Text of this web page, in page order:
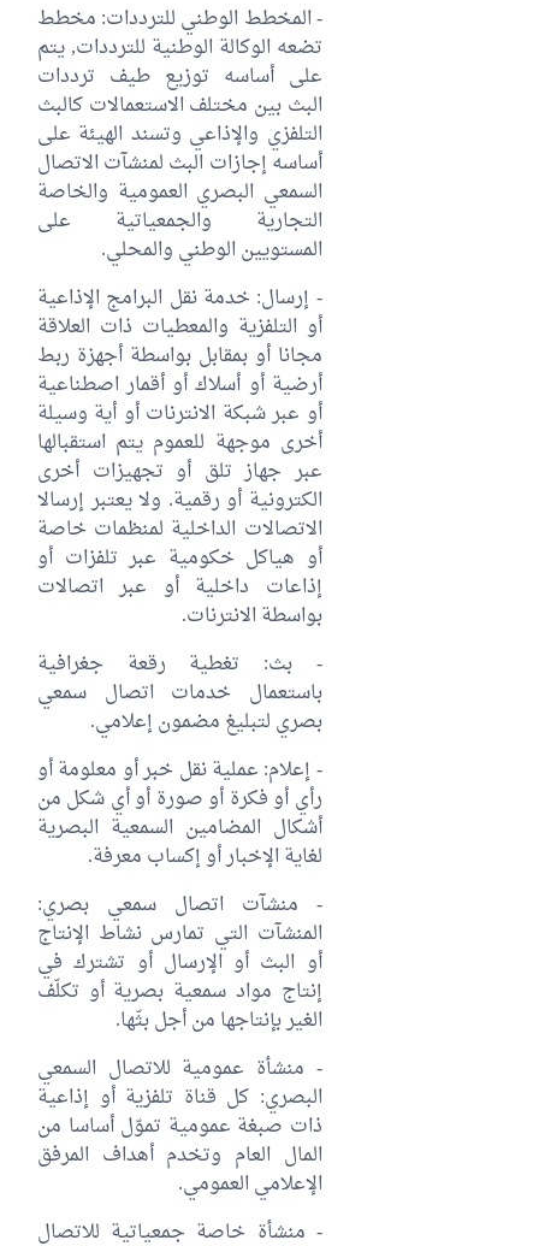
- المخطط الوطني للترددات: مخطط
تضعه الوكالة الوطنية للترددات, يتم
على أساسه توزيع طيف ترددات
البث بين مختلف الاستعمالات كالبث
التلفزي والإذاعي وتسند الهيئة على
أساسه إجازات البث لمنشآت الاتصال
السمعي البصري العمومية والخاصة
التجارية والجمعياتية على
المستويين الوطني والمحلي.
- إرسال: خدمة نقل البرامج الإذاعية
أو التلفزية والمعطيات ذات العلاقة
مجانا أو بمقابل بواسطة أجهزة ربط
أرضية أو أسلاك أو أقمار اصطناعية
أو عبر شبكة الانترنات أو أية وسيلة
أخرى موجهة للعموم يتم استقبالها
عبر جهاز تلق أو تجهيزات أخرى
الكترونية أو رقمية. ولا يعتبر إرسالا
الاتصالات الداخلية لمنظمات خاصة
أو هياكل خكومية عبر تلفزات أو
إذاعات داخلية أو عبر اتصالات
بواسطة الانترنات.
- بث: تغطية رقعة جغرافية
باستعمال خدمات اتصال سمعي
بصري لتبليغ مضمون إعلامي.
- إعلام: عملية نقل خبر أو معلومة أو
رأي أو فكرة أو صورة أو أي شكل من
أشكال المضامين السمعية البصرية
لغاية الإخبار أو إكساب معرفة.
- منشآت اتصال سمعي بصري:
المنشآت التي تمارس نشاط الإنتاج
أو البث أو الإرسال أو تشترك في
إنتاج مواد سمعية بصرية أو تكلّف
الغير بإنتاجها من أجل بثّها.
- منشأة عمومية للاتصال السمعي
البصري: كل قناة تلفزية أو إذاعية
ذات صبغة عمومية تموّل أساسا من
المال العام وتخدم أهداف المرفق
الإعلامي العمومي.
- منشأة خاصة جمعياتية للاتصال